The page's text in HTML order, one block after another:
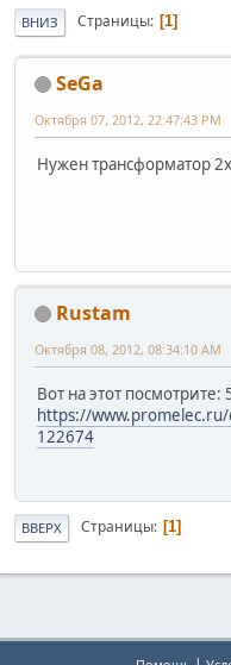
ВНИЗ Страницы 1
SeGa
Октября 07, 2012, 22:47:43 PM
Нужен трансформатор
Rustam
Октября 08, 2012, 08:34:10 AM
Вот на этот посмотрите:
https://
122674
ВВЕРХ Страницы 1